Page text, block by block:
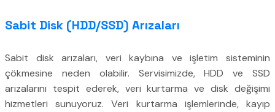
Sabit Disk (HDD/SSD) Arızaları
Sabit disk arızaları, veri kaybına ve işletim sisteminin
çökmesine neden olabilir. Servisimizde, HDD ve SSD
arızalarını tespit ederek, veri kurtarma ve disk değişimi
hizmetleri sunuyoruz. Veri kurtarma işlemlerinde, kayıp